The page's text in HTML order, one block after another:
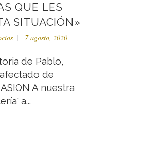
QUE LES
SITUACIÓN»
7 agosto, 2020
de Pablo,
de
A nuestra
a...